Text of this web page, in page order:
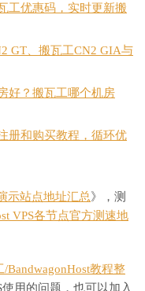
工优惠码，实时更新搬
GT、搬瓦工CN2 GIA与
好？搬瓦工哪个机房
册和购买教程，循环优
示站点地址汇总》，测
VPS各节点官方测速地
/BandwagonHost教程整
用的问题，也可以加入